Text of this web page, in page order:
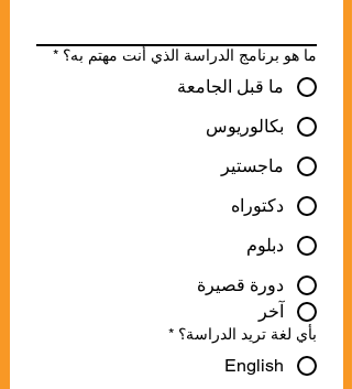
ما هو برنامج الدراسة الذي أنت مهتم به؟ *
ما قبل الجامعة
بكالوريوس
ماجستير
دكتوراه
دبلوم
دورة قصيرة
آخر
بأي لغة تريد الدراسة؟ *
English